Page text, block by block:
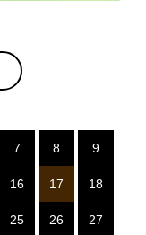
7 8 9
16 17 18
25 26 27